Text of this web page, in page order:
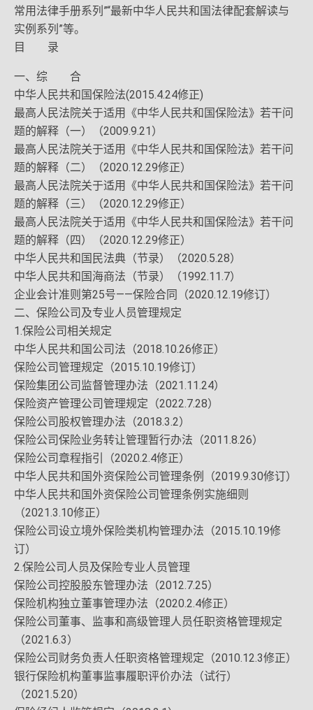
常用法律手册系列”“最新中华人民共和国法律配套解读与
实例系列”等。
目 录
一、综 合
中华人民共和国保险法(2015.4.24修正)
最高人民法院关于适用《中华人民共和国保险法》若干问
题的解释（一）（2009.9.21）
最高人民法院关于适用《中华人民共和国保险法》若干问
题的解释（二）（2020.12.29修正）
最高人民法院关于适用《中华人民共和国保险法》若干问
题的解释（三）（2020.12.29修正）
最高人民法院关于适用《中华人民共和国保险法》若干问
题的解释（四）（2020.12.29修正）
中华人民共和国民法典（节录）（2020.5.28）
中华人民共和国海商法（节录）（1992.11.7）
企业会计准则第25号——保险合同（2020.12.19修订）
二、保险公司及专业人员管理规定
1.保险公司相关规定
中华人民共和国公司法（2018.10.26修正）
保险公司管理规定（2015.10.19修订）
保险集团公司监督管理办法（2021.11.24）
保险资产管理公司管理规定（2022.7.28）
保险公司股权管理办法（2018.3.2）
保险公司保险业务转让管理暂行办法（2011.8.26）
保险公司章程指引（2020.2.4修正）
中华人民共和国外资保险公司管理条例（2019.9.30修订）
中华人民共和国外资保险公司管理条例实施细则
（2021.3.10修正）
保险公司设立境外保险类机构管理办法（2015.10.19修
订）
2.保险公司人员及保险专业人员管理
保险公司控股股东管理办法（2012.7.25）
保险机构独立董事管理办法（2020.2.4修正）
保险公司董事、监事和高级管理人员任职资格管理规定
（2021.6.3）
保险公司财务负责人任职资格管理规定（2010.12.3修正）
银行保险机构董事监事履职评价办法（试行）
（2021.5.20）